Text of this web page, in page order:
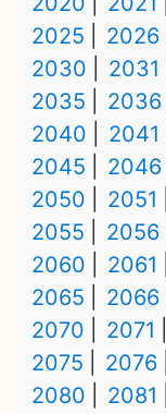
2025
2026
2030
2031
2035
2036
2040
2041
2045
2046
2050
2051
2055
2056
2060
2061
2065
2066
2070
2071
2075
2076
2080
2081